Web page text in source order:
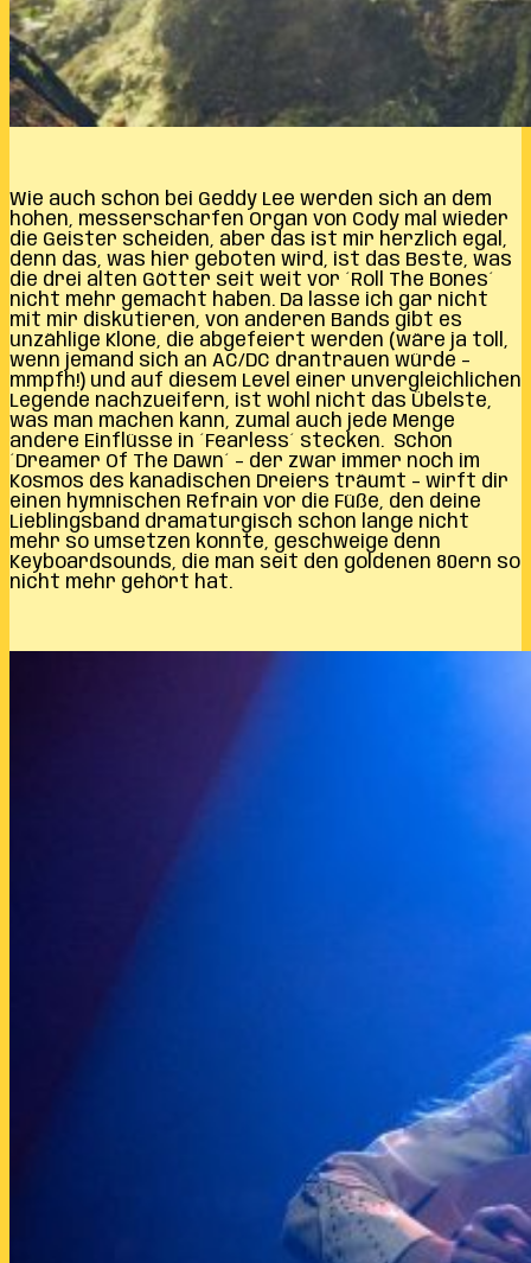
Wie auch schon bei Geddy Lee werden sich an dem
hohen, messerscharfen Organ von Cody mal wieder
die Geister scheiden, aber das ist mir herzlich egal,
denn das, was hier geboten wird, ist das Beste, was
die drei alten Götter seit weit vor ´Roll The Bones´
nicht mehr gemacht haben. Da lasse ich gar nicht
mit mir diskutieren, von anderen Bands gibt es
unzählige Klone, die abgefeiert werden (wäre ja toll,
wenn jemand sich an AC/DC drantrauen würde –
mmpfh!) und auf diesem Level einer unvergleichlichen
Legende nachzueifern, ist wohl nicht das Übelste,
was man machen kann, zumal auch jede Menge
andere Einflüsse in ´Fearless´ stecken. Schon
´Dreamer Of The Dawn´ – der zwar immer noch im
Kosmos des kanadischen Dreiers träumt – wirft dir
einen hymnischen Refrain vor die Füße, den deine
Lieblingsband dramaturgisch schon lange nicht
mehr so umsetzen konnte, geschweige denn
Keyboardsounds, die man seit den goldenen 80ern so
nicht mehr gehört hat.